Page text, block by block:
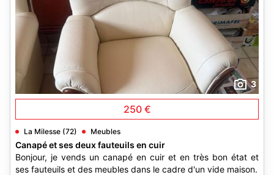
3
250 €
La Milesse (72) Meubles
Canapé et ses deux fauteuils en cuir
Bonjour, je vends un canapé en cuir et en très bon état et
ses fauteuils et des meubles dans le cadre d'un vide maison.